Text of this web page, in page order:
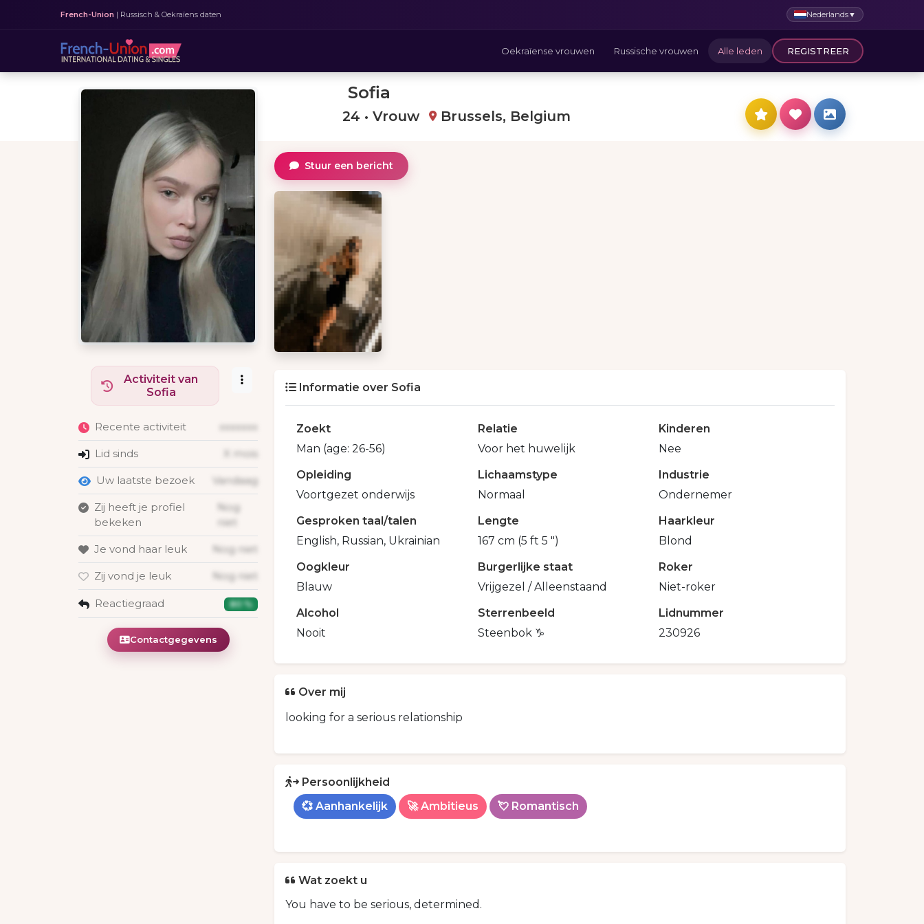
French-Union | Russisch & Oekraïens daten Nederlands▼
Oekraïense vrouwen Russische vrouwen Alle leden REGISTREER
Sofia
24 • Vrouw Brussels, Belgium
Activiteit van
Sofia
Recente activiteit xxxxxxx
Lid sinds X mois
Uw laatste bezoek Vandaag
Zij heeft je profiel
bekeken
Nog
niet
Je vond haar leuk Nog niet
Zij vond je leuk Nog niet
Reactiegraad 80 %
Contactgegevens
Stuur een bericht
Informatie over Sofia
Zoekt
Man (age: 26-56)
Relatie
Voor het huwelijk
Kinderen
Nee
Opleiding
Voortgezet onderwijs
Lichaamstype
Normaal
Industrie
Ondernemer
Gesproken taal/talen
English, Russian, Ukrainian
Lengte
167 cm (5 ft 5 ")
Haarkleur
Blond
Oogkleur
Blauw
Burgerlijke staat
Vrijgezel / Alleenstaand
Roker
Niet-roker
Alcohol
Nooit
Sterrenbeeld
Steenbok ♑️
Lidnummer
230926
Over mij
looking for a serious relationship
Persoonlijkheid
💞 Aanhankelijk
🚀 Ambitieus 💘 Romantisch
Wat zoekt u
You have to be serious, determined.